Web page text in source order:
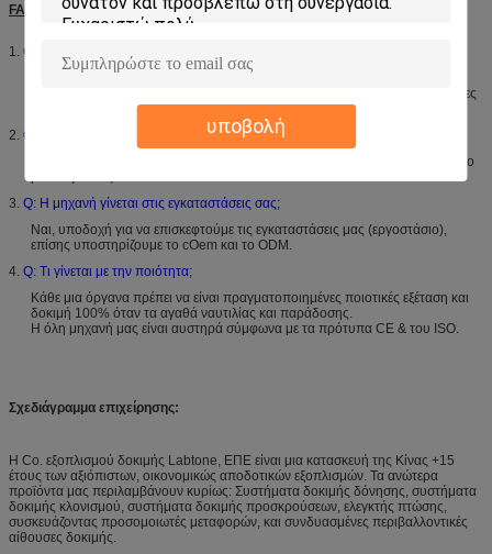
υποβολή
FAQ
1. Q: Ποια είναι η εξουσιοδότησή σας;
12 μήνες εξουσιοδότησης προϊόντων. Τα ελεύθερα συστατικά θα
παρασχεθούν εάν οποιαδήποτε αποτυχία απόδοσης εμφανιστεί σε 12 μήνες
που προκαλούνται μέσα από την η ανθρώπινος ζημία.
2. Q: How-to vedio παρεχόμενο;
Ναι, αν απαιτείται, οι μηχανικοί μας θα καταγράψουν ειδικεύονται how-to το
3. Q: Η μηχανή γίνεται στις εγκαταστάσεις σας;
Ναι, υποδοχή για να επισκεφτούμε τις εγκαταστάσεις μας (εργοστάσιο),
επίσης υποστηρίζουμε το cOem και το ODM.
4. Q: Τι γίνεται με την ποιότητα;
Κάθε μια όργανα πρέπει να είναι πραγματοποιημένες ποιοτικές εξέταση και
δοκιμή 100% όταν τα αγαθά ναυτιλίας και παράδοσης.
Η όλη μηχανή μας είναι αυστηρά σύμφωνα με τα πρότυπα CE & του ISO.
Σχεδιάγραμμα επιχείρησης:
Η Co. εξοπλισμού δοκιμής Labtone, ΕΠΕ είναι μια κατασκευή της Κίνας +15
έτους των αξιόπιστων, οικονομικώς αποδοτικών εξοπλισμών. Τα ανώτερα
προϊόντα μας περιλαμβάνουν κυρίως: Συστήματα δοκιμής δόνησης, συστήματα
δοκιμής κλονισμού, συστήματα δοκιμής προσκρούσεων, ελεγκτής πτώσης,
συσκευάζοντας προσομοιωτές μεταφορών, και συνδυασμένες περιβαλλοντικές
αίθουσες δοκιμής.